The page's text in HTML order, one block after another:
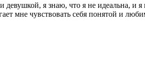
я знаю, что я не идеальна, и
мне чувствовать себя понятой и